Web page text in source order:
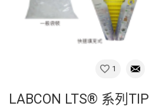
1
LABCON LTS® 系列TIP